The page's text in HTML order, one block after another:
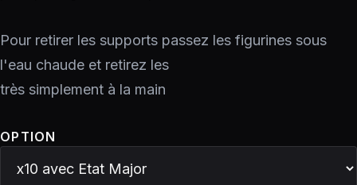
Pour retirer les supports passez les figurines sous
l'eau chaude et retirez les
très simplement à la main
OPTION